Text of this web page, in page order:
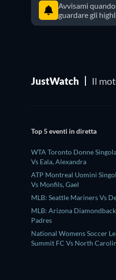
Avvisami
guardare gli
JustWatch Il
Top 5 eventi in diretta
WTA Toronto Donne
Vs Eala, Alexandra
ATP Montreal Uomini
Vs Monfils, Gael
MLB: Seattle Mariners Vs
MLB: Arizona
Padres
National Womens Soccer
Summit FC Vs North